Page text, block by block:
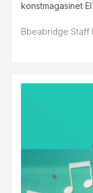
konstmagasinet
Bbeabridge Staff